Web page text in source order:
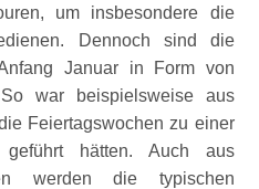
um insbesondere die
Dennoch sind die
Januar in Form von
war beispielsweise aus
Feiertagswochen zu einer
geführt hätten. Auch aus
werden die typischen